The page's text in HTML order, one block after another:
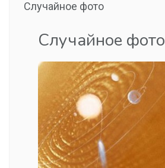
Случайное фото
Случайное фото